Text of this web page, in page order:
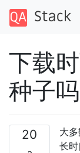
下载
种子
20
大
长